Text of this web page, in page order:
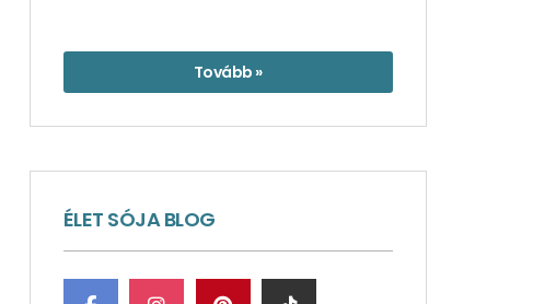
Tovább »
ÉLET SÓJA BLOG